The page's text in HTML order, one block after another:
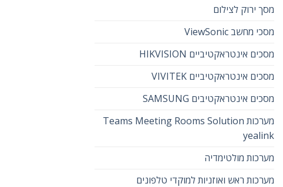
מסך ירוק לצילום
מסכי מחשב ViewSonic
מסכים אינטראקטיביים HIKVISION
מסכים אינטראקטיביים VIVITEK
מסכים אינטראקטיבים SAMSUNG
מערכות Teams Meeting Rooms Solution
yealink
מערכות מולטימדיה
מערכות ראש ואוזניות למוקדי טלפונים